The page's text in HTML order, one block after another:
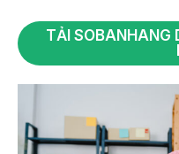
TẢI SOBANHANG